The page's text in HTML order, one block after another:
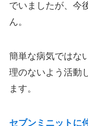
でいましたが、今
ん。
簡単な病気ではな
理のないよう活動
ます。
セブンミニットに